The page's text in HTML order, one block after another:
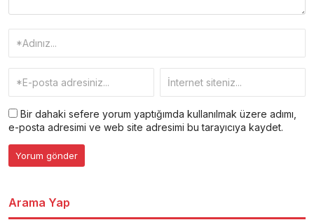
Bir dahaki sefere yorum yaptığımda kullanılmak üzere adımı,
e-posta adresimi ve web site adresimi bu tarayıcıya kaydet.
Arama Yap